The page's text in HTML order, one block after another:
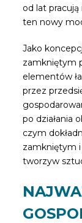
od lat
ten nowy
Jako
zamkniętym
elementów
przez
po działania
czym
zamkniętym
tworzyw